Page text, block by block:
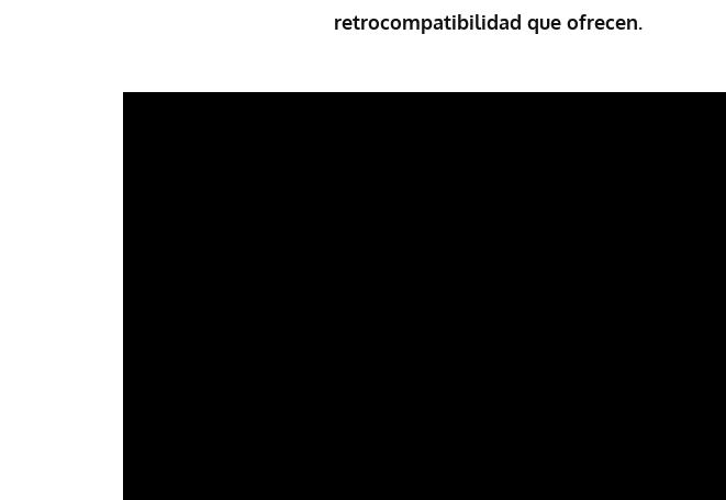
retrocompatibilidad que ofrecen.